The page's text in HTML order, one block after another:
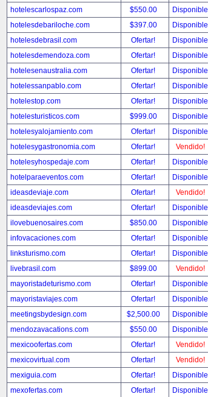
hotelescarlospaz.com
$550.00
Disponible
hotelesdebariloche.com
$397.00
Disponible
hotelesdebrasil.com
Ofertar!
Disponible
hotelesdemendoza.com
Ofertar!
Disponible
hotelesenaustralia.com
Ofertar!
Disponible
hotelessanpablo.com
Ofertar!
Disponible
hotelestop.com
Ofertar!
Disponible
hotelesturisticos.com
$999.00
Disponible
hotelesyalojamiento.com
Ofertar!
Disponible
hotelesygastronomia.com
Ofertar!
Vendido!
hotelesyhospedaje.com
Ofertar!
Disponible
hotelparaeventos.com
Ofertar!
Disponible
ideasdeviaje.com
Ofertar!
Vendido!
ideasdeviajes.com
Ofertar!
Disponible
ilovebuenosaires.com
$850.00
Disponible
infovacaciones.com
Ofertar!
Disponible
linksturismo.com
Ofertar!
Disponible
livebrasil.com
$899.00
Vendido!
mayoristadeturismo.com
Ofertar!
Disponible
mayoristaviajes.com
Ofertar!
Disponible
meetingsbydesign.com
$2,500.00
Disponible
mendozavacations.com
$550.00
Disponible
mexicoofertas.com
Ofertar!
Vendido!
mexicovirtual.com
Ofertar!
Vendido!
mexiguia.com
Ofertar!
Disponible
mexofertas.com
Ofertar! Disponible